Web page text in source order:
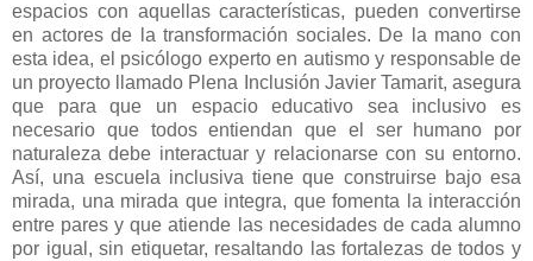
espacios con aquellas características, pueden convertirse
en actores de la transformación sociales. De la mano con
esta idea, el psicólogo experto en autismo y responsable de
un proyecto llamado Plena Inclusión Javier Tamarit, asegura
que para que un espacio educativo sea inclusivo es
necesario que todos entiendan que el ser humano por
naturaleza debe interactuar y relacionarse con su entorno.
Así, una escuela inclusiva tiene que construirse bajo esa
mirada, una mirada que integra, que fomenta la interacción
entre pares y que atiende las necesidades de cada alumno
por igual, sin etiquetar, resaltando las fortalezas de todos y